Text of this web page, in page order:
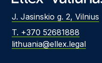
J. Jasinskio g. 2, Vilnius
T. +370 52681888
lithuania@ellex.legal